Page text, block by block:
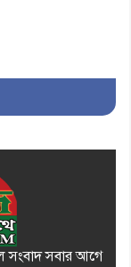
সংবাদ সবার আগে